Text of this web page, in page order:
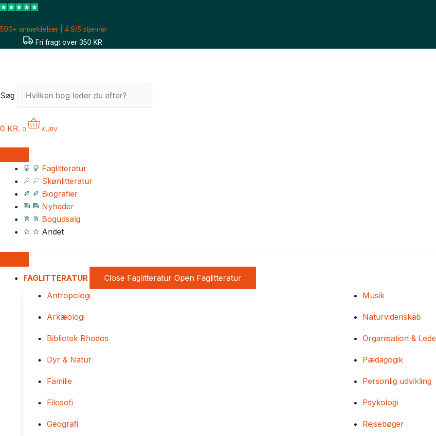
Gå
indholdet
500+ anmeldelser | 4.9/5 stjerner
Fri fragt over 350 KR
Søg
0 KR. 0 KURV
Faglitteratur
Skønlitteratur
Biografier
Nyheder
Bogudsalg
Andet
FAGLITTERATUR Close Faglitteratur Open Faglitteratur
Antropologi
Arkæologi
Bibliotek Rhodos
Dyr & Natur
Familie
Filosofi
Geografi
Musik
Naturvidenskab
Organisation &
Pædagogik
Personlig udvikling
Psykologi
Rejsebøger